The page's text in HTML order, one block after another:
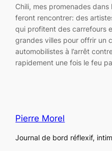
Chili, mes promenades dans
feront rencontrer: des
qui profitent des carrefours
grandes villes pour offrir un
automobilistes à l’arrêt
rapidement une fois le feu
Pierre Morel
Journal de bord réflexif,